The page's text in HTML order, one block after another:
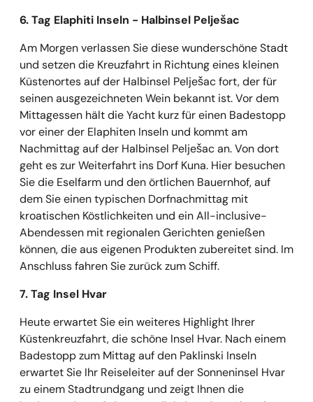
6. Tag Elaphiti Inseln - Halbinsel Pelješac
Am Morgen verlassen Sie diese wunderschöne Stadt
und setzen die Kreuzfahrt in Richtung eines kleinen
Küstenortes auf der Halbinsel Pelješac fort, der für
seinen ausgezeichneten Wein bekannt ist. Vor dem
Mittagessen hält die Yacht kurz für einen Badestopp
vor einer der Elaphiten Inseln und kommt am
Nachmittag auf der Halbinsel Pelješac an. Von dort
geht es zur Weiterfahrt ins Dorf Kuna. Hier besuchen
Sie die Eselfarm und den örtlichen Bauernhof, auf
dem Sie einen typischen Dorfnachmittag mit
kroatischen Köstlichkeiten und ein All-inclusive-
Abendessen mit regionalen Gerichten genießen
können, die aus eigenen Produkten zubereitet sind. Im
Anschluss fahren Sie zurück zum Schiff.
7. Tag Insel Hvar
Heute erwartet Sie ein weiteres Highlight Ihrer
Küstenkreuzfahrt, die schöne Insel Hvar. Nach einem
Badestopp zum Mittag auf den Paklinski Inseln
erwartet Sie Ihr Reiseleiter auf der Sonneninsel Hvar
zu einem Stadtrundgang und zeigt Ihnen die